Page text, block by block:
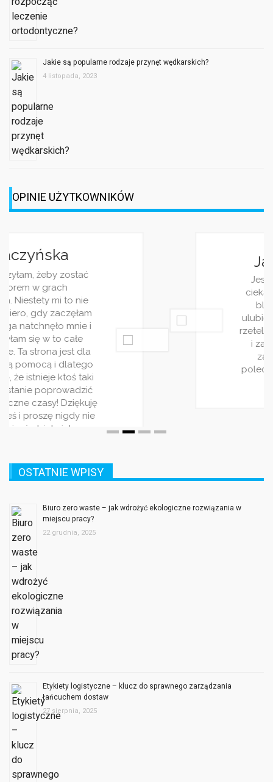
Jakie są popularne rodzaje przynęt wędkarskich?
4 listopada, 2023
OPINIE UŻYTKOWNIKÓW
ulubionych. Piszecie bardzo ciekawie i
rzetelnie. Wpisy pojawiaja się regularnie
i zawsze traktują o jakimś ciekwym
polecam ten serwis! Jest on stworzony
22 grudnia, 2025
27 sierpnia, 2025